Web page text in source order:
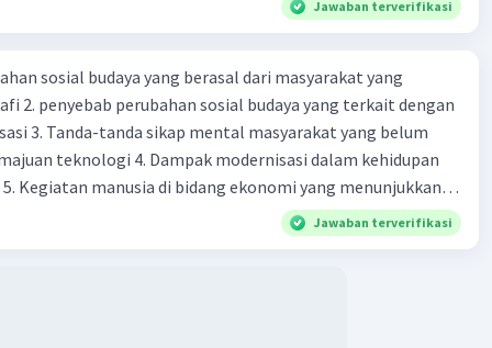
Jawaban terverifikasi
sosial budaya yang berasal dari masyarakat yang
2. penyebab perubahan sosial budaya yang terkait dengan
3. Tanda-tanda sikap mental masyarakat yang belum
teknologi 4. Dampak modernisasi dalam kehidupan
Kegiatan manusia di bidang ekonomi yang menunjukkan
modernisasi 6. Contoh pengaruh modernisasi di bidang ilmu
pendidikan terhadap pola pikir masyarakat 7. Konsep
Jawaban terverifikasi